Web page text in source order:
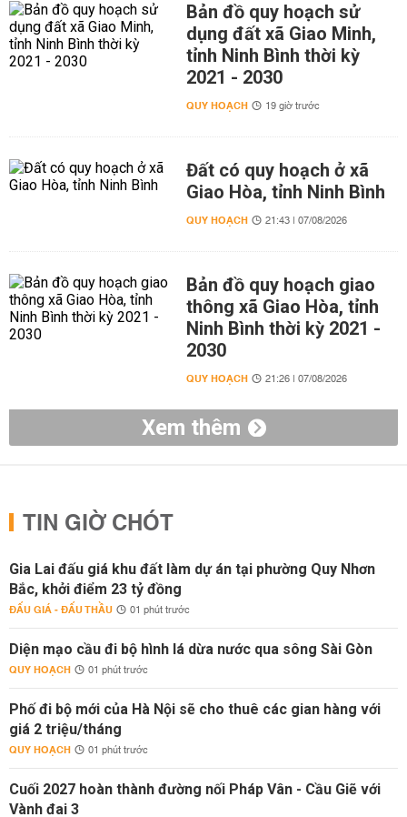
Bản đồ quy hoạch sử
dụng đất xã Giao Minh,
tỉnh Ninh Bình thời kỳ
2021 - 2030
QUY HOẠCH 19 giờ trước
Đất có quy hoạch ở xã
Giao Hòa, tỉnh Ninh Bình
QUY HOẠCH 21:43 | 07/08/2026
Bản đồ quy hoạch giao
thông xã Giao Hòa, tỉnh
Ninh Bình thời kỳ 2021 -
2030
QUY HOẠCH 21:26 | 07/08/2026
Xem thêm
TIN GIỜ CHÓT
Gia Lai đấu giá khu đất làm dự án tại phường Quy Nhơn
Bắc, khởi điểm 23 tỷ đồng
ĐẤU GIÁ - ĐẤU THẦU 01 phút trước
Diện mạo cầu đi bộ hình lá dừa nước qua sông Sài Gòn
QUY HOẠCH 01 phút trước
Phố đi bộ mới của Hà Nội sẽ cho thuê các gian hàng với
giá 2 triệu/tháng
QUY HOẠCH 01 phút trước
Cuối 2027 hoàn thành đường nối Pháp Vân - Cầu Giẽ với
Vành đai 3